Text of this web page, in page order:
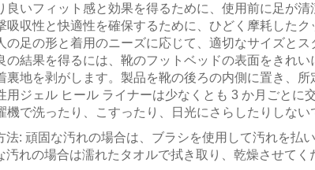
良いフィット感と効果を得るために、使用前に足が清
吸収性と快適性を確保するために、ひどく摩耗した
の足の形と着用のニーズに応じて、適切なサイズとス
の結果を得るには、靴のフットベッドの表面をきれい
裏地を剥がします。製品を靴の後ろの内側に置き、所
用ジェル ヒール ライナーは少なくとも 3 か月ごとに
機で洗ったり、こすったり、日光にさらしたりしない
法: 頑固な汚れの場合は、ブラシを使用して汚れを払
汚れの場合は濡れたタオルで拭き取り、乾燥させてく